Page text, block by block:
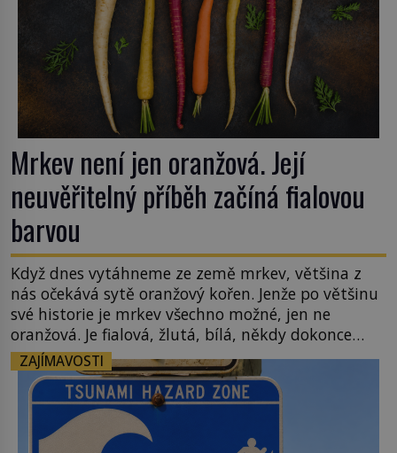
Mrkev není jen oranžová. Její
neuvěřitelný příběh začíná fialovou
barvou
Když dnes vytáhneme ze země mrkev, většina z
nás očekává sytě oranžový kořen. Jenže po většinu
své historie je mrkev všechno možné, jen ne
oranžová. Je fialová, žlutá, bílá, někdy dokonce
téměř černá. Až díky stovkám let pečlivého
šlechtění se z ní stává zelenina, bez které si českou
zahradu ani nedokážeme představit. Její příběh je
ZAJÍMAVOSTI